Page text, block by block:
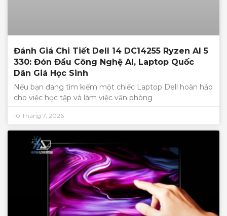
Đánh Giá Chi Tiết Dell 14 DC14255 Ryzen AI 5
330: Đón Đầu Công Nghệ AI, Laptop Quốc
Dân Giá Học Sinh
Nếu bạn đang tìm kiếm một chiếc Laptop Dell hoàn hảo
cho việc học tập và làm việc văn phòng
10 Tháng 7, 2026